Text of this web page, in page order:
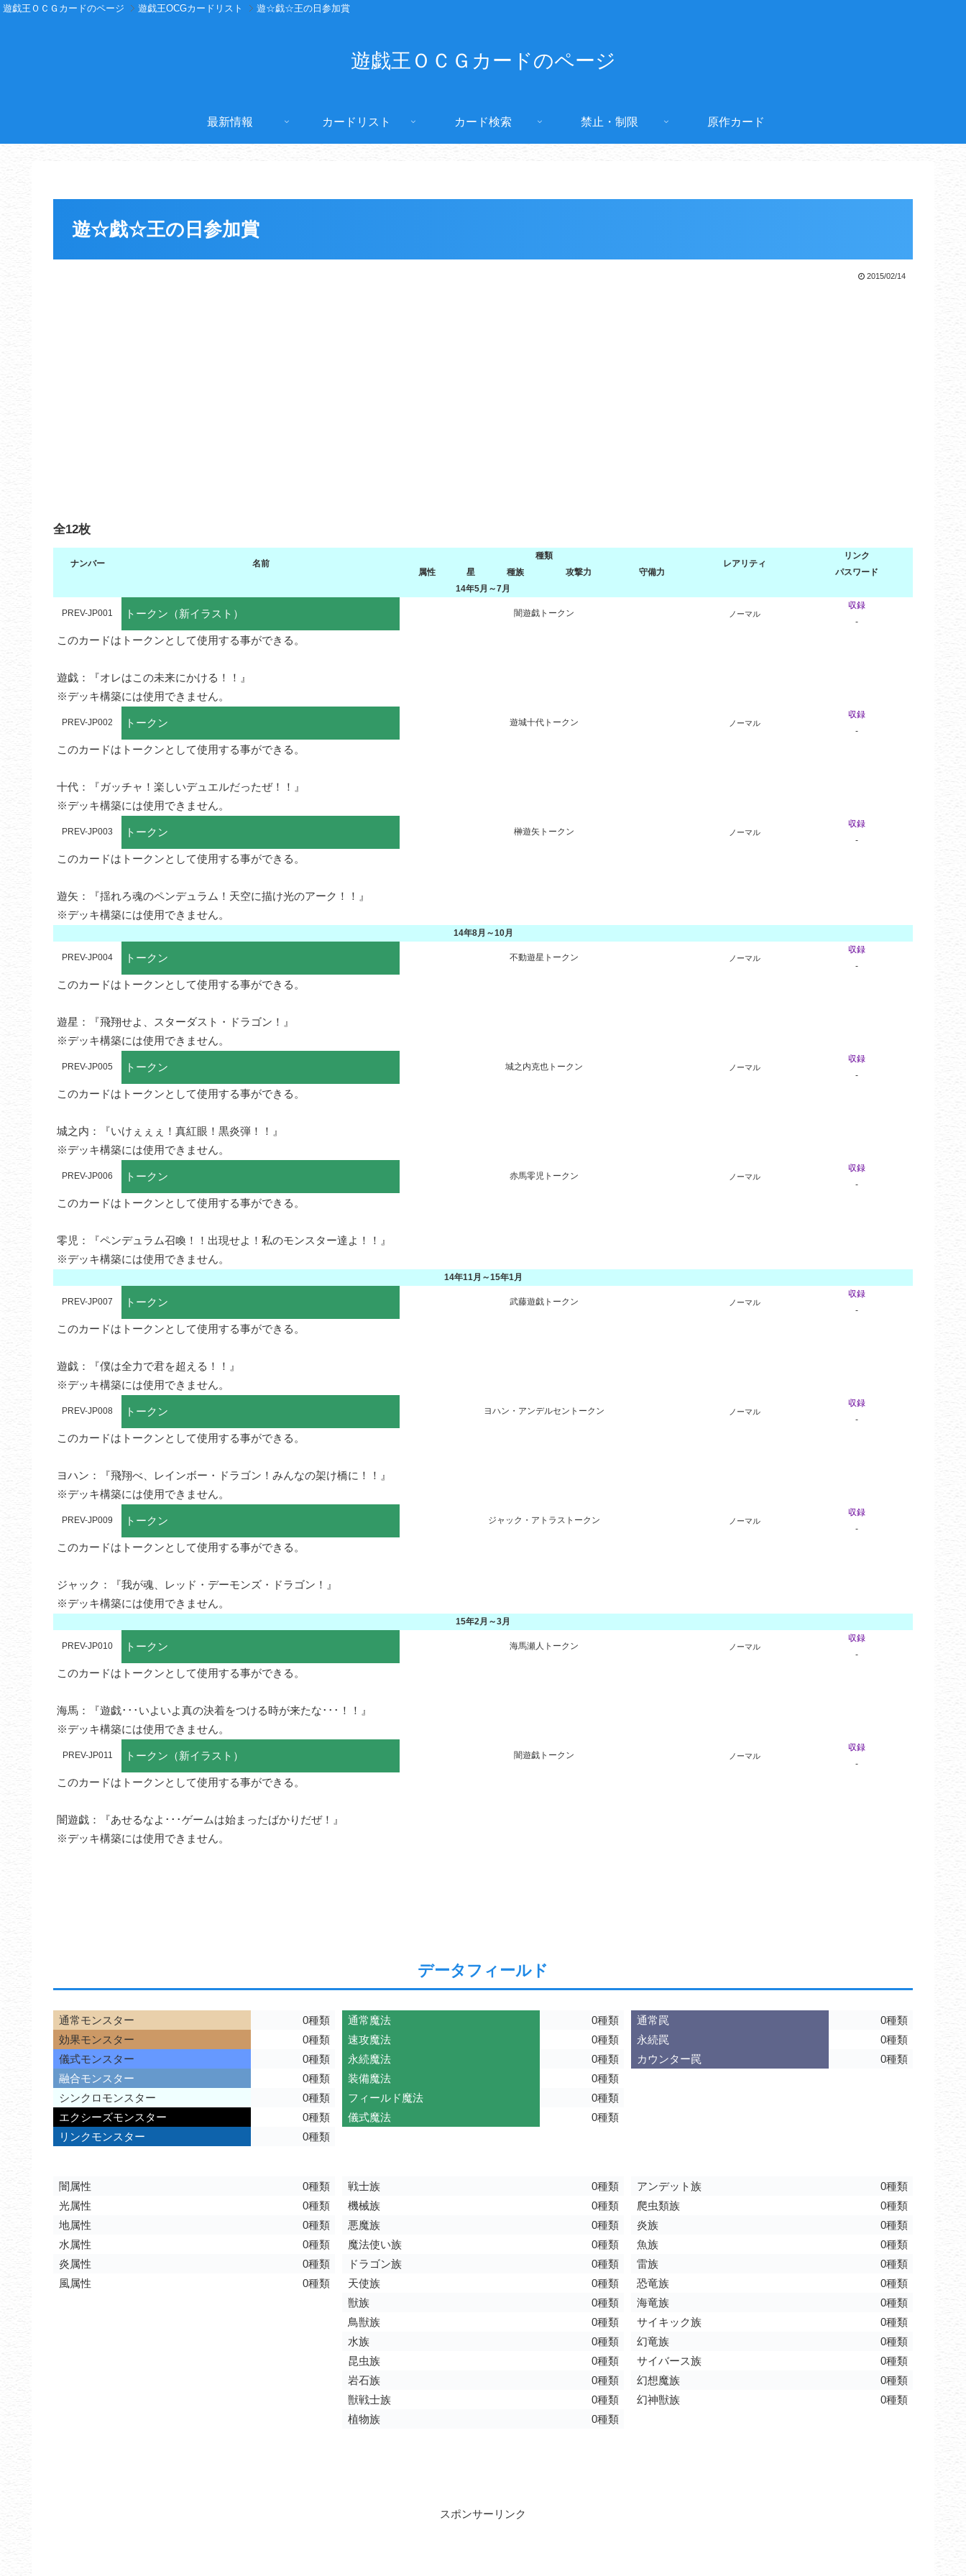
遊戯王ＯＣＧカードのページ 遊戯王OCGカードリスト 遊☆戯☆王の日参加賞
遊戯王ＯＣＧカードのページ
最新情報 カードリスト カード検索 禁止・制限 原作カード
遊☆戯☆王の日参加賞
2015/02/14
全12枚
ナンバー 名前
種類
レアリティ
リンク
属性
星 種族 攻撃力 守備力
パスワード
14年5月～7月
PREV-JP001 トークン（新イラスト） 闇遊戯トークン ノーマル
収録
-
このカードはトークンとして使用する事ができる。
遊戯：『オレはこの未来にかける！！』
※デッキ構築には使用できません。
PREV-JP002 トークン 遊城十代トークン ノーマル
収録
-
このカードはトークンとして使用する事ができる。
十代：『ガッチャ！楽しいデュエルだったぜ！！』
※デッキ構築には使用できません。
PREV-JP003 トークン 榊遊矢トークン ノーマル
収録
-
このカードはトークンとして使用する事ができる。
遊矢：『揺れろ魂のペンデュラム！天空に描け光のアーク！！』
※デッキ構築には使用できません。
14年8月～10月
PREV-JP004 トークン 不動遊星トークン ノーマル
収録
-
このカードはトークンとして使用する事ができる。
遊星：『飛翔せよ、スターダスト・ドラゴン！』
※デッキ構築には使用できません。
PREV-JP005 トークン 城之内克也トークン ノーマル
収録
-
このカードはトークンとして使用する事ができる。
城之内：『いけぇぇぇ！真紅眼！黒炎弾！！』
※デッキ構築には使用できません。
PREV-JP006 トークン 赤馬零児トークン ノーマル
収録
-
このカードはトークンとして使用する事ができる。
零児：『ペンデュラム召喚！！出現せよ！私のモンスター達よ！！』
※デッキ構築には使用できません。
14年11月～15年1月
PREV-JP007 トークン 武藤遊戯トークン ノーマル
収録
-
このカードはトークンとして使用する事ができる。
遊戯：『僕は全力で君を超える！！』
※デッキ構築には使用できません。
PREV-JP008 トークン ヨハン・アンデルセントークン ノーマル
収録
-
このカードはトークンとして使用する事ができる。
ヨハン：『飛翔べ、レインボー・ドラゴン！みんなの架け橋に！！』
※デッキ構築には使用できません。
PREV-JP009 トークン ジャック・アトラストークン ノーマル
収録
-
このカードはトークンとして使用する事ができる。
ジャック：『我が魂、レッド・デーモンズ・ドラゴン！』
※デッキ構築には使用できません。
15年2月～3月
PREV-JP010 トークン 海馬瀬人トークン ノーマル
収録
-
このカードはトークンとして使用する事ができる。
海馬：『遊戯･･･いよいよ真の決着をつける時が来たな･･･！！』
※デッキ構築には使用できません。
PREV-JP011 トークン（新イラスト） 闇遊戯トークン ノーマル
収録
-
このカードはトークンとして使用する事ができる。
闇遊戯：『あせるなよ･･･ゲームは始まったばかりだぜ！』
※デッキ構築には使用できません。
データフィールド
通常モンスター
0種類
効果モンスター
0種類
儀式モンスター
0種類
融合モンスター
0種類
シンクロモンスター
0種類
エクシーズモンスター
0種類
リンクモンスター
0種類
通常魔法
0種類
速攻魔法
0種類
永続魔法
0種類
装備魔法
0種類
フィールド魔法
0種類
儀式魔法
0種類
通常罠
0種類
永続罠
0種類
カウンター罠
0種類
闇属性
0種類
光属性
0種類
地属性
0種類
水属性
0種類
炎属性
0種類
風属性
0種類
戦士族
0種類
機械族
0種類
悪魔族
0種類
魔法使い族
0種類
ドラゴン族
0種類
天使族
0種類
獣族
0種類
鳥獣族
0種類
水族
0種類
昆虫族
0種類
岩石族
0種類
獣戦士族
0種類
植物族
0種類
アンデット族
0種類
爬虫類族
0種類
炎族
0種類
魚族
0種類
雷族
0種類
恐竜族
0種類
海竜族
0種類
サイキック族
0種類
幻竜族
0種類
サイバース族
0種類
幻想魔族
0種類
幻神獣族
0種類
スポンサーリンク